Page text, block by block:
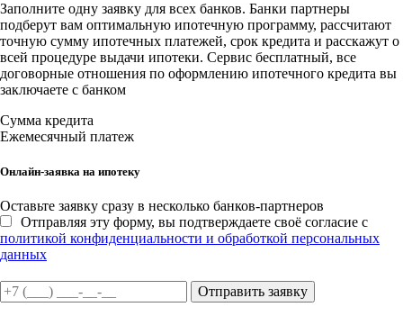
Заполните одну заявку для всех банков. Банки партнеры
подберут вам оптимальную ипотечную программу, рассчитают
точную сумму ипотечных платежей, срок кредита и расскажут о
всей процедуре выдачи ипотеки. Сервис бесплатный, все
договорные отношения по оформлению ипотечного кредита вы
заключаете с банком
Сумма кредита
Ежемесячный платеж
Онлайн-заявка на ипотеку
Оставьте заявку сразу в несколько банков-партнеров
Отправляя эту форму, вы подтверждаете своё согласие с
политикой конфиденциальности и обработкой персональных
данных
Отправить заявку